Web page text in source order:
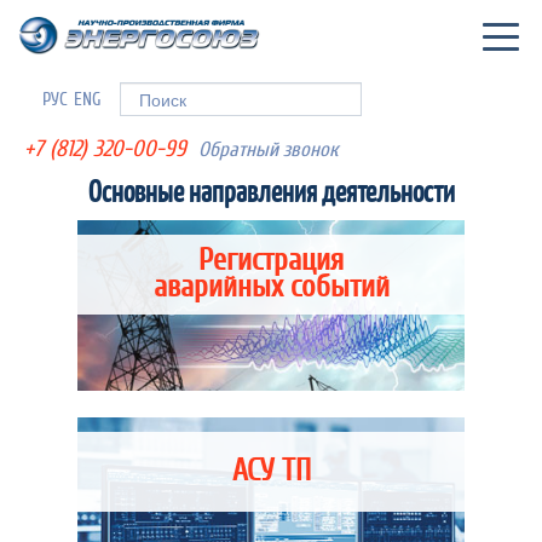
РУС ENG Форма поиска
+7 (812) 320-00-99
Обратный звонок
Основные направления деятельности
Цифровое осциллографирование
возможности для анализа
осциллограмм
Регистрация
аварийных событий
АСУ ТП